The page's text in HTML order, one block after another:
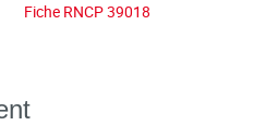
Fiche RNCP 39018